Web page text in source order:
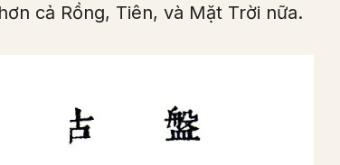
cả Rồng, Tiên, và Mặt Trời nữa.